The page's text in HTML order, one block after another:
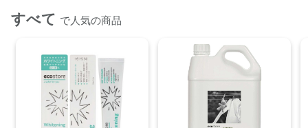
商品によっては、お届けまで１～２週間かかる場合がござい
●パッケージはリニューアル等の理由により、写真と異なる場
合がございます。
●パッケージのリニューアル等の理由により、成分・処方が記
載と異なる場合がございます。
●予告なくパッケージ仕様が変更になる場合がございます。
すべて で人気の商品